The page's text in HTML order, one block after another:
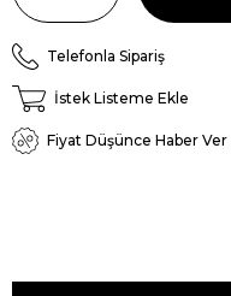
Telefonla Sipariş
İstek Listeme Ekle
Fiyat Düşünce Haber Ver